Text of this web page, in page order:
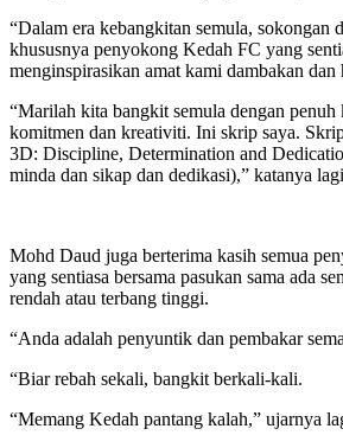
“Dalam era kebangkitan semula, sokongan
khususnya penyokong Kedah FC yang
menginspirasikan amat kami dambakan dan
“Marilah kita bangkit semula dengan penuh
komitmen dan kreativiti. Ini skrip saya.
3D: Discipline, Determination and
minda dan sikap dan dedikasi),” katanya
Mohd Daud juga berterima kasih semua
yang sentiasa bersama pasukan sama ada
rendah atau terbang tinggi.
“Anda adalah penyuntik dan pembakar
“Biar rebah sekali, bangkit berkali-kali.
“Memang Kedah pantang kalah,” ujarnya